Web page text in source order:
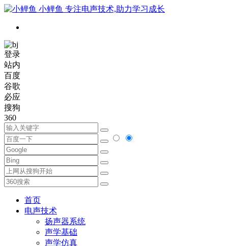
小鲤鱼 专注电声技术,助力学习成长
登录
站内
百度
谷歌
必应
搜狗
360
首页
电声技术
扬声器系统
声学基础
声学仿真